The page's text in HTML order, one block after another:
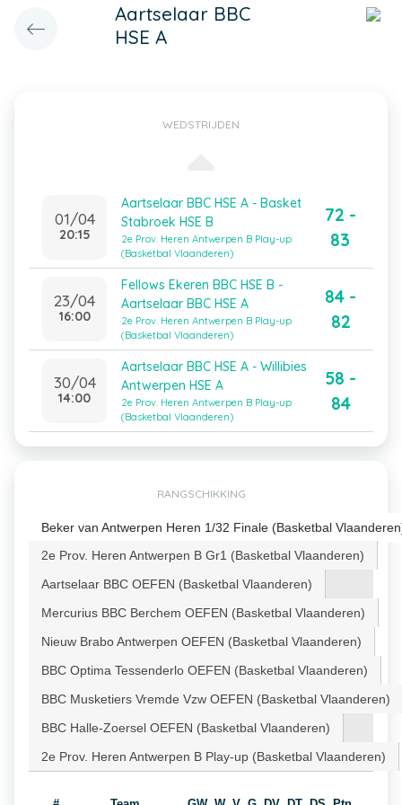
Aartselaar BBC
HSE A
WEDSTRIJDEN
01/04
20:15
Aartselaar BBC HSE A - Basket
Stabroek HSE B
2e Prov. Heren Antwerpen B Play-up
(Basketbal Vlaanderen)
72 -
83
23/04
16:00
Fellows Ekeren BBC HSE B -
Aartselaar BBC HSE A
2e Prov. Heren Antwerpen B Play-up
(Basketbal Vlaanderen)
84 -
82
30/04
14:00
Aartselaar BBC HSE A - Willibies
Antwerpen HSE A
2e Prov. Heren Antwerpen B Play-up
(Basketbal Vlaanderen)
58 -
84
RANGSCHIKKING
Beker van Antwerpen Heren 1/32 Finale (Basketbal
2e Prov. Heren Antwerpen B Gr1 (Basketbal Vlaanderen)
Aartselaar BBC OEFEN (Basketbal Vlaanderen)
Mercurius BBC Berchem OEFEN (Basketbal Vlaanderen)
Nieuw Brabo Antwerpen OEFEN (Basketbal Vlaanderen)
BBC Optima Tessenderlo OEFEN (Basketbal Vlaanderen)
BBC Musketiers Vremde Vzw OEFEN (Basketbal Vlaanderen)
BBC Halle-Zoersel OEFEN (Basketbal Vlaanderen)
2e Prov. Heren Antwerpen B Play-up (Basketbal Vlaanderen)